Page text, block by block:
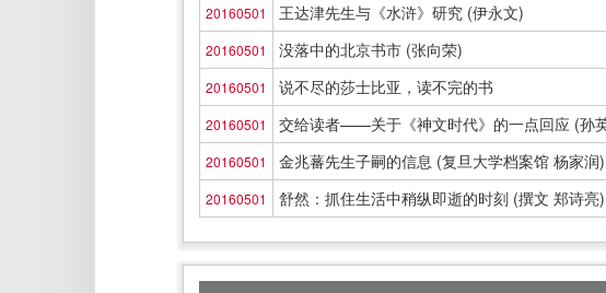
20160501 王达津先生与《水浒》研究 (伊永文)
20160501 没落中的北京书市 (张向荣)
20160501 说不尽的莎士比亚，读不完的书
20160501 交给读者——关于《神文时代》的一点回应 (孙
20160501 金兆蕃先生子嗣的信息 (复旦大学档案馆 杨家润)
20160501 舒然：抓住生活中稍纵即逝的时刻 (撰文 郑诗亮)